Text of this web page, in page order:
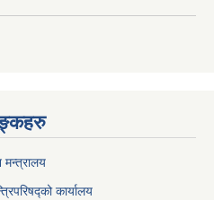
मन्त्रालय
कार्यालय